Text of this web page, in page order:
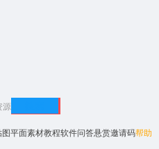
源
平面素材教程软件问答悬赏邀请码帮助